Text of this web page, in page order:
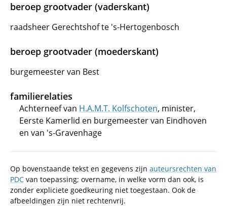
beroep grootvader (vaderskant)
raadsheer Gerechtshof te 's-Hertogenbosch
beroep grootvader (moederskant)
burgemeester van Best
familierelaties
Achterneef van H.A.M.T. Kolfschoten, minister,
Eerste Kamerlid en burgemeester van Eindhoven
en van 's-Gravenhage
Op bovenstaande tekst en gegevens zijn auteursrechten van
PDC van toepassing; overname, in welke vorm dan ook, is
zonder expliciete goedkeuring niet toegestaan. Ook de
afbeeldingen zijn niet rechtenvrij.